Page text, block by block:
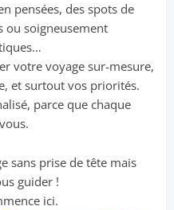
pensées, des spots de
ou soigneusement
votre voyage sur-mesure,
et surtout vos priorités.
parce que chaque
sans prise de tête mais
guider !
ici.